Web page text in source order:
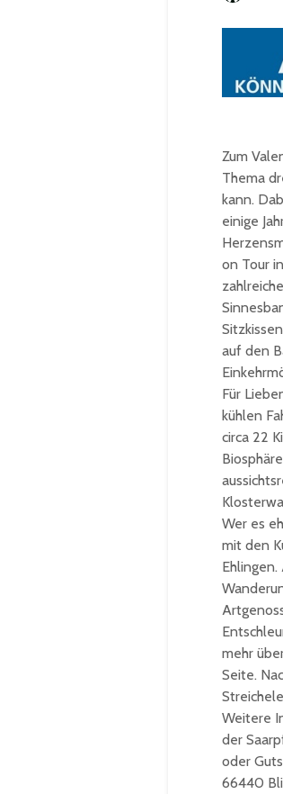
Zum
Thema
kann.
einige
on Tour
auf den
Für
kühlen
circa 22
Wer es
mit den
mehr
Seite.
Weitere
der
oder
66440